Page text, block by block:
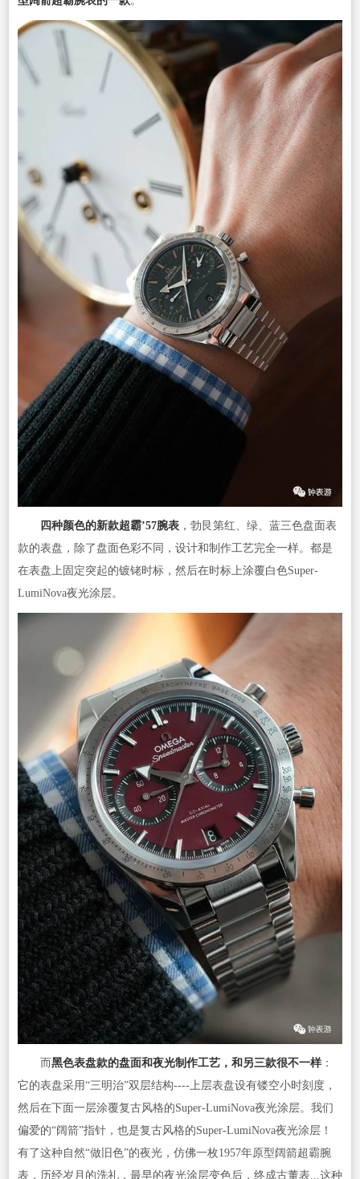
四种颜色的新款超霸’57腕表，勃艮第红、绿、蓝三色盘面表
款的表盘，除了盘面色彩不同，设计和制作工艺完全一样。都是
在表盘上固定突起的镀铑时标，然后在时标上涂覆白色Super-
LumiNova夜光涂层。
而黑色表盘款的盘面和夜光制作工艺，和另三款很不一样：
它的表盘采用“三明治”双层结构----上层表盘设有镂空小时刻度，
然后在下面一层涂覆复古风格的Super-LumiNova夜光涂层。我们
偏爱的“阔箭”指针，也是复古风格的Super-LumiNova夜光涂层！
有了这种自然“做旧色”的夜光，仿佛一枚1957年原型阔箭超霸腕
表，历经岁月的洗礼，最早的夜光涂层变色后，终成古董表...这种